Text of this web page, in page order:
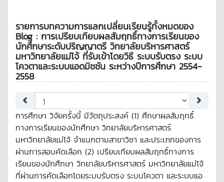
รายการบทความการแลกเปลี่ยนเรียนรู้ทั้งหมดของ
Blog : การเปรียบเทียบผลสัมฤทธิ์ทางการเรียนของ
นักศึกษาระดับปริญญาตรี วิทยาลัยบริหารศาสตร์
มหาวิทยาลัยแม่โจ้ ที่รับเข้าโดยวิธี ระบบรับตรง ระบบ
โควตาและระบบแอดมิชชัน ระหว่างปีการศึกษา 2554-
2558
การศึกษา วิจัยครั้งนี้ มีวัตถุประสงค์ (1) ศึกษาผลสัมฤทธิ์
ทางการเรียนของนักศึกษา วิทยาลัยบริหารศาสตร์
มหาวิทยาลัยแม่โจ้ จำแนกตามสาขาวิชา และประเภทของการ
ผ่านการสอบคัดเลือก (2) เปรียบเทียบผลสัมฤทธิ์ทางการ
เรียนของนักศึกษา วิทยาลัยบริหารศาสตร์ มหาวิทยาลัยแม่โจ้
ที่ผ่านการคัดเลือกโดยระบบรับตรง ระบบโควตา และระบบแอ